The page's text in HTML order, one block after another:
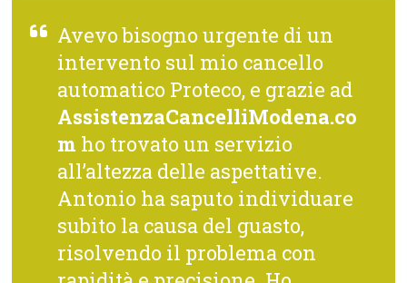
Avevo bisogno urgente di un
intervento sul mio cancello
automatico Proteco, e grazie ad
AssistenzaCancelliModena.co
m ho trovato un servizio
all’altezza delle aspettative.
Antonio ha saputo individuare
subito la causa del guasto,
risolvendo il problema con